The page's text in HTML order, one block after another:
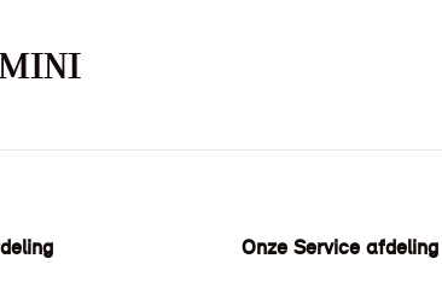
Onze Service afdeling